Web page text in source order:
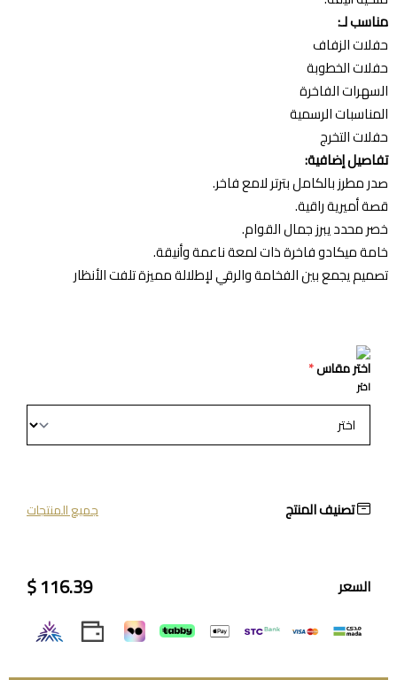
مناسب لـ:
حفلات الزفاف
حفلات الخطوبة
السهرات الفاخرة
المناسبات الرسمية
حفلات التخرج
تفاصيل إضافية:
صدر مطرز بالكامل بترتر لامع فاخر.
قصة أميرية راقية.
خصر محدد يبرز جمال القوام.
خامة ميكادو فاخرة ذات لمعة ناعمة وأنيقة.
تصميم يجمع بين الفخامة والرقي لإطلالة مميزة تلفت الأنظار
اختر مقاس*
اختر
تصنيف المنتج جميع المنتجات
السعر 116.39 $